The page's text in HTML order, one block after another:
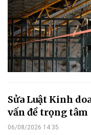
Sửa Luật Kinh
vấn đề trọng tâm
06/08/2026 14:35